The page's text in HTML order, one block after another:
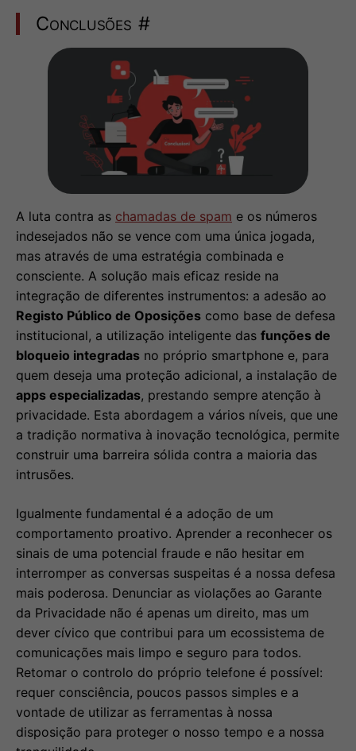
Conclusões #
A luta contra as chamadas de spam e os números
indesejados não se vence com uma única jogada,
mas através de uma estratégia combinada e
consciente. A solução mais eficaz reside na
integração de diferentes instrumentos: a adesão ao
Registo Público de Oposições como base de defesa
institucional, a utilização inteligente das funções de
bloqueio integradas no próprio smartphone e, para
quem deseja uma proteção adicional, a instalação de
apps especializadas, prestando sempre atenção à
privacidade. Esta abordagem a vários níveis, que une
a tradição normativa à inovação tecnológica, permite
construir uma barreira sólida contra a maioria das
intrusões.
Igualmente fundamental é a adoção de um
comportamento proativo. Aprender a reconhecer os
sinais de uma potencial fraude e não hesitar em
interromper as conversas suspeitas é a nossa defesa
mais poderosa. Denunciar as violações ao Garante
da Privacidade não é apenas um direito, mas um
dever cívico que contribui para um ecossistema de
comunicações mais limpo e seguro para todos.
Retomar o controlo do próprio telefone é possível:
requer consciência, poucos passos simples e a
vontade de utilizar as ferramentas à nossa
disposição para proteger o nosso tempo e a nossa